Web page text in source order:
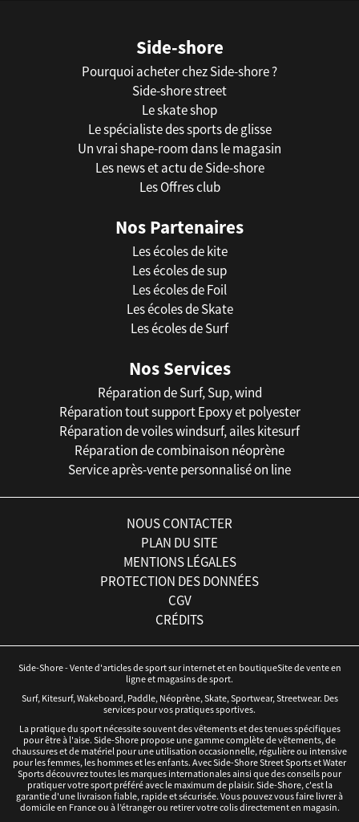
Side-shore
Pourquoi acheter chez Side-shore ?
Side-shore street
Le skate shop
Le spécialiste des sports de glisse
Un vrai shape-room dans le magasin
Les news et actu de Side-shore
Les Offres club
Nos Partenaires
Les écoles de kite
Les écoles de sup
Les écoles de Foil
Les écoles de Skate
Les écoles de Surf
Nos Services
Réparation de Surf, Sup, wind
Réparation tout support Epoxy et polyester
Réparation de voiles windsurf, ailes kitesurf
Réparation de combinaison néoprène
Service après-vente personnalisé on line
NOUS CONTACTER
PLAN DU SITE
MENTIONS LÉGALES
PROTECTION DES DONNÉES
CGV
CRÉDITS
Side-Shore - Vente d'articles de sport sur internet et en boutiqueSite de vente en
ligne et magasins de sport.
Surf, Kitesurf, Wakeboard, Paddle, Néoprène, Skate, Sportwear, Streetwear. Des
services pour vos pratiques sportives.
La pratique du sport nécessite souvent des vêtements et des tenues spécifiques
pour être à l'aise. Side-Shore propose une gamme complète de vêtements, de
chaussures et de matériel pour une utilisation occasionnelle, régulière ou intensive
pour les femmes, les hommes et les enfants. Avec Side-Shore Street Sports et Water
Sports découvrez toutes les marques internationales ainsi que des conseils pour
pratiquer votre sport préféré avec le maximum de plaisir. Side-Shore, c'est la
garantie d'une livraison fiable, rapide et sécurisée. Vous pouvez vous faire livrer à
domicile en France ou à l’étranger ou retirer votre colis directement en magasin.